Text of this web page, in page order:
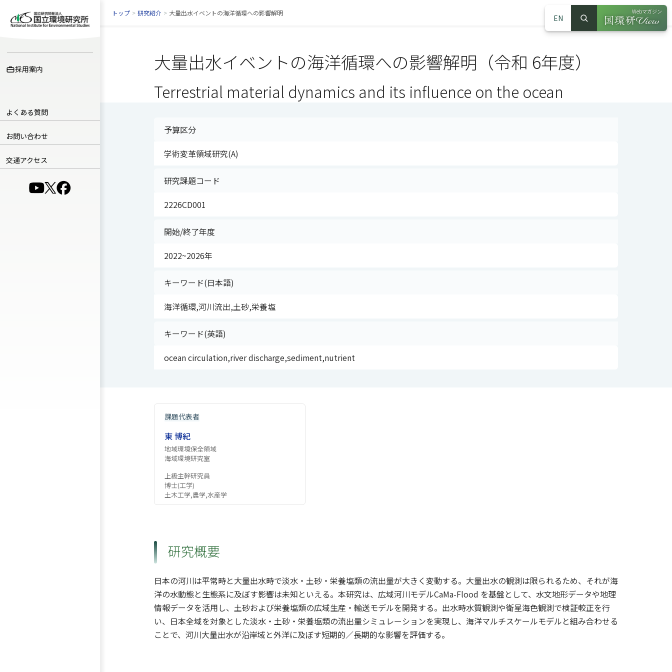
採用案内
よくある質問
お問い合わせ
交通アクセス
（別ウインドウで開きます）
（別ウインドウで開きます）
（別ウインドウで開きます）
EN
サイト内検索
検索
Webマガジン
（別ウインドウ
トップ > 研究紹介 > 大量出水イベントの海洋循環への影響解明
大量出水イベントの海洋循環への影響解明（令和 6年度）
Terrestrial material dynamics and its influence on the ocean
予算区分
学術変革領域研究(A)
研究課題コード
2226CD001
開始/終了年度
2022~2026年
キーワード(日本語)
海洋循環,河川流出,土砂,栄養塩
キーワード(英語)
ocean circulation,river discharge,sediment,nutrient
課題代表者
東 博紀
地域環境保全領域
海域環境研究室
上級主幹研究員
博士(工学)
土木工学,農学,水産学
研究概要
日本の河川は平常時と大量出水時で淡水・土砂・栄養塩類の流出量が大きく変動する。大量出水の観測は限られるため、それが海
洋の水動態と生態系に及ぼす影響は未知といえる。本研究は、広域河川モデルCaMa-Flood を基盤として、水文地形データや地理
情報データを活用し、土砂および栄養塩類の広域生産・輸送モデルを開発する。出水時水質観測や衛星海色観測で検証較正を行
い、日本全域を対象とした淡水・土砂・栄養塩類の流出量シミュレーションを実現し、海洋マルチスケールモデルと組み合わせる
ことで、河川大量出水が沿岸域と外洋に及ぼす短期的／長期的な影響を評価する。